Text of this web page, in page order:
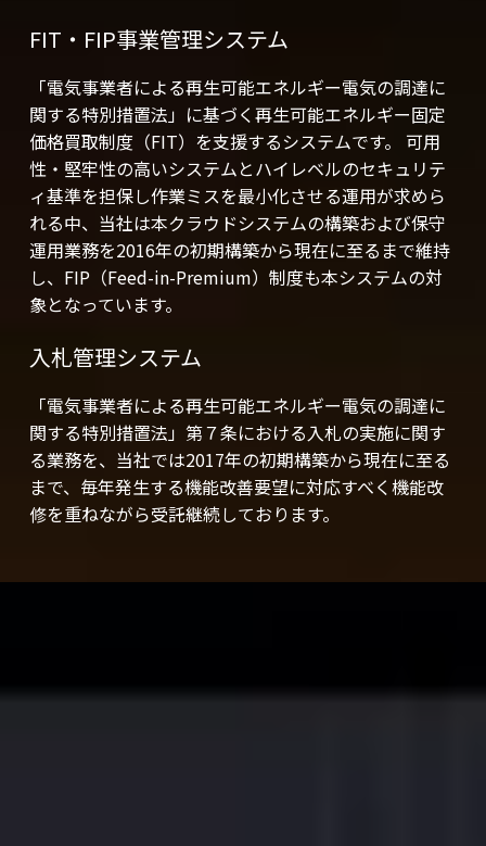
FIT‧FIP事業管理システム
「電気事業者による再⽣可能エネルギー電気の調達に
関する特別措置法」に基づく再⽣可能エネルギー固定
価格買取制度（FIT）を⽀援するシステムです。 可⽤
性‧堅牢性の⾼いシステムとハイレベルのセキュリテ
ィ基準を担保し作業ミスを最⼩化させる運⽤が求めら
れる中、当社は本クラウドシステムの構築および保守
運⽤業務を2016年の初期構築から現在に⾄るまで維持
し、FIP（Feed-in-Premium）制度も本システムの対
象となっています。
⼊札管理システム
「電気事業者による再⽣可能エネルギー電気の調達に
関する特別措置法」第７条における⼊札の実施に関す
る業務を、当社では2017年の初期構築から現在に⾄る
まで、毎年発⽣する機能改善要望に対応すべく機能改
修を重ねながら受託継続しております。